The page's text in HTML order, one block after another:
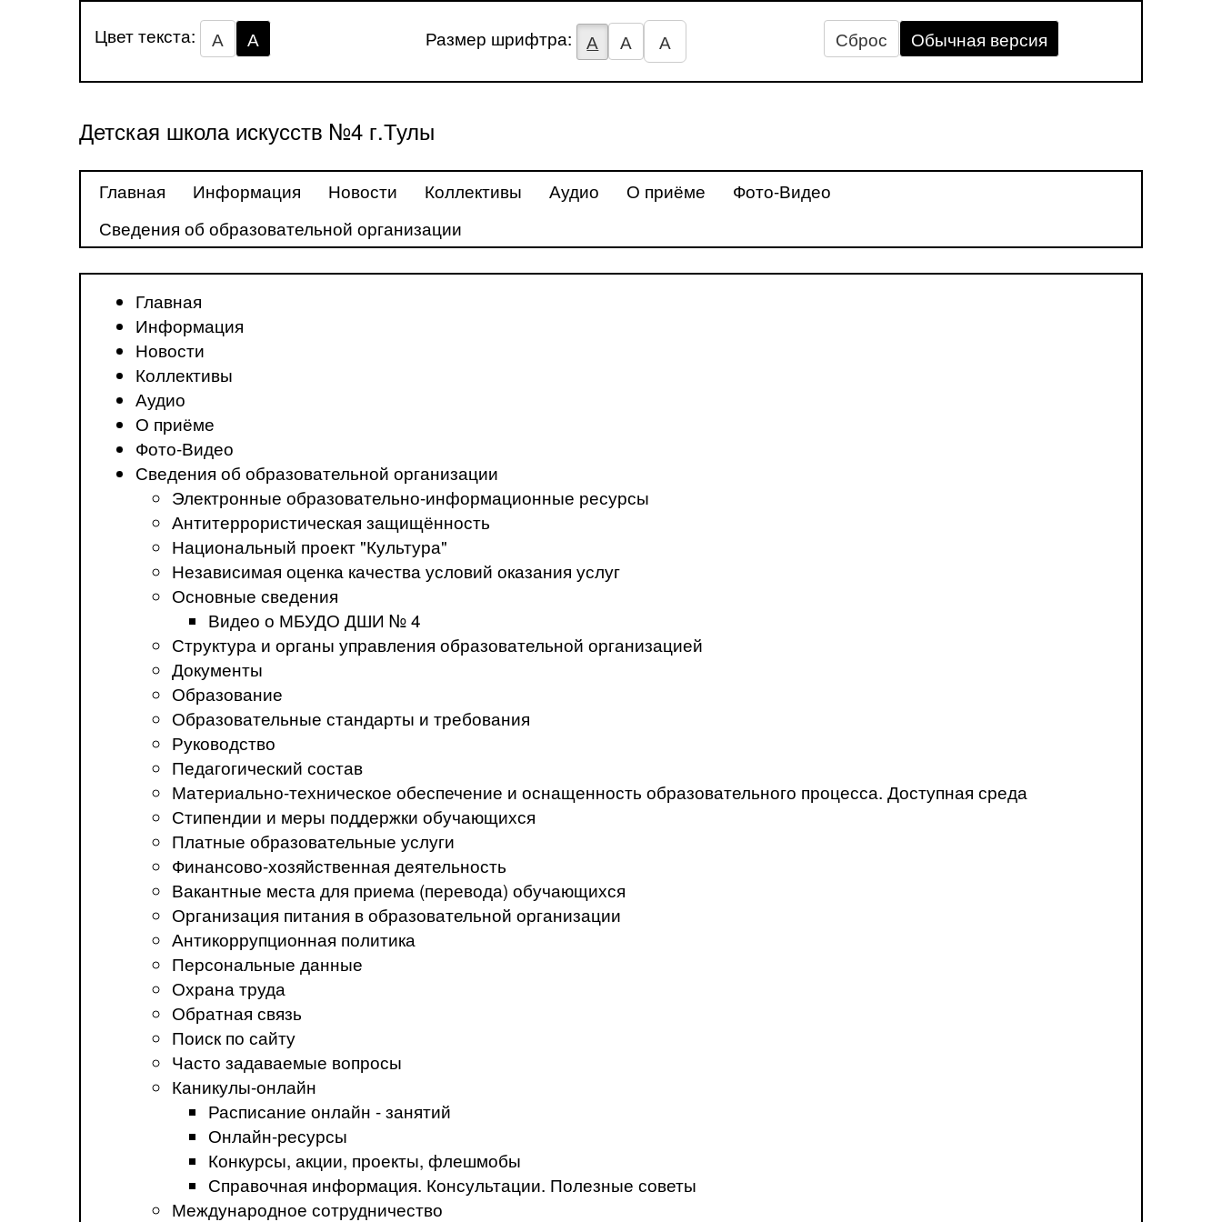
Цвет текста: А А Размер шрифтра: А А А Сброс Обычная версия
Детская школа искусств №4 г.Тулы
Главная Информация Новости Коллективы Аудио О приёме
Фото-Видео
Сведения об образовательной организации
Главная
Информация
Новости
Коллективы
Аудио
О приёме
Фото-Видео
Сведения об образовательной организации
Электронные образовательно-информационные ресурсы
Антитеррористическая защищённость
Национальный проект "Культура"
Независимая оценка качества условий оказания услуг
Основные сведения
Видео о МБУДО ДШИ № 4
Структура и органы управления образовательной организацией
Документы
Образование
Образовательные стандарты и требования
Руководство
Педагогический состав
Материально-техническое обеспечение и оснащенность образовательного процесса. Доступная среда
Стипендии и меры поддержки обучающихся
Платные образовательные услуги
Финансово-хозяйственная деятельность
Вакантные места для приема (перевода) обучающихся
Организация питания в образовательной организации
Антикоррупционная политика
Персональные данные
Охрана труда
Обратная связь
Поиск по сайту
Часто задаваемые вопросы
Каникулы-онлайн
Расписание онлайн - занятий
Онлайн-ресурсы
Конкурсы, акции, проекты, флешмобы
Справочная информация. Консультации. Полезные советы
Международное сотрудничество